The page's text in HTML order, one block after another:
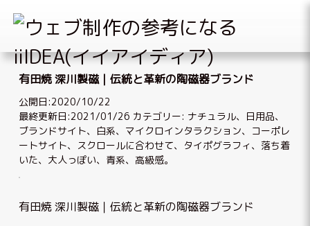
Skip
content
有田焼 深川製磁｜伝統と革新の陶磁器ブランド
公開日:2020/10/22
最終更新日:2021/01/26 カテゴリー: ナチュラル、 日用品、
ブランドサイト、 白系、 マイクロインタラクション、 コーポレ
ートサイト、 スクロールに合わせて、 タイポグラフィ、 落ち着
いた、大人っぽい、 青系、 高級感。
有田焼 深川製磁｜伝統と革新の陶磁器ブランド